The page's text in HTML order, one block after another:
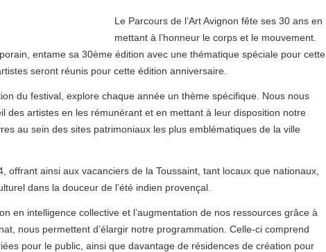
Le Parcours de l’Art Avignon fête ses 30 ans en
mettant à l’honneur le corps et le mouvement.
entame sa 30ème édition avec une thématique spéciale pour cette
seront réunis pour cette édition anniversaire.
du festival, explore chaque année un thème spécifique. Nous nous
des artistes en les rémunérant et en mettant à leur disposition notre
au sein des sites patrimoniaux les plus emblématiques de la ville
offrant ainsi aux vacanciers de la Toussaint, tant locaux que nationaux,
dans la douceur de l’été indien provençal.
en intelligence collective et l’augmentation de nos ressources grâce à
nous permettent d’élargir notre programmation. Celle-ci comprend
pour le public, ainsi que davantage de résidences de création pour